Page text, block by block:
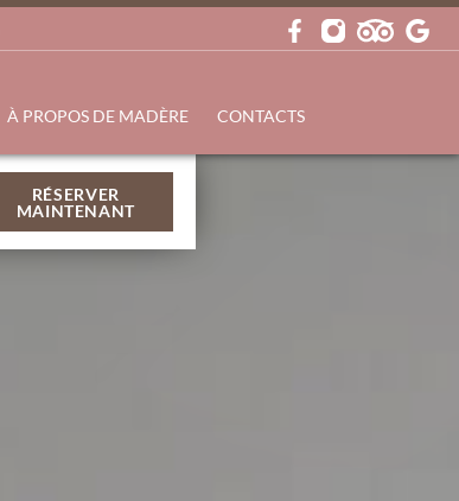
À PROPOS DE MADÈRE CONTACTS
RÉSERVER
MAINTENANT